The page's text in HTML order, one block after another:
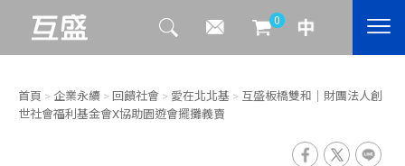
0
首頁 > 企業永續 > 回饋社會 > 愛在北北基 > 互盛板橋雙和｜財團法人創
世社會福利基金會X協助園遊會擺攤義賣